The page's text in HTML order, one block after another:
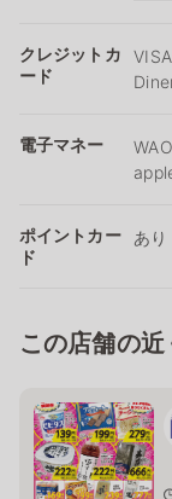
クレジットカ
ード
電子マネー
ポイントカー
ド
あり
この店舗の